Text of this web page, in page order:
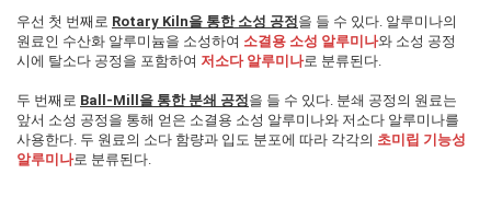
우선 첫 번째로 Rotary Kiln을 통한 소성 공정을 들 수 있다. 알루미나의
원료인 수산화 알루미늄을 소성하여 소결용 소성 알루미나와 소성 공정
시에 탈소다 공정을 포함하여 저소다 알루미나로 분류된다.
두 번째로 Ball-Mill을 통한 분쇄 공정을 들 수 있다. 분쇄 공정의 원료는
앞서 소성 공정을 통해 얻은 소결용 소성 알루미나와 저소다 알루미나를
사용한다. 두 원료의 소다 함량과 입도 분포에 따라 각각의 초미립 기능성
알루미나로 분류된다.